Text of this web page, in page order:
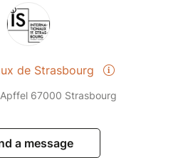
de Strasbourg
67000 Strasbourg
a message